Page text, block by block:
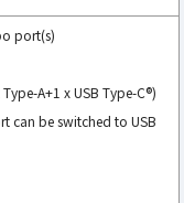
port(s)
A+1 x USB Type-C®)
can be switched to USB